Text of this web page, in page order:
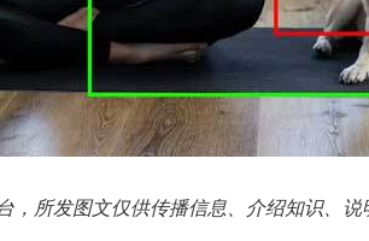
，所发图文仅供传播信息、介绍知识、